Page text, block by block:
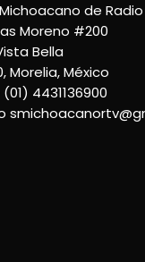
de Radio
Moreno #200
Bella
Morelia, México
4431136900